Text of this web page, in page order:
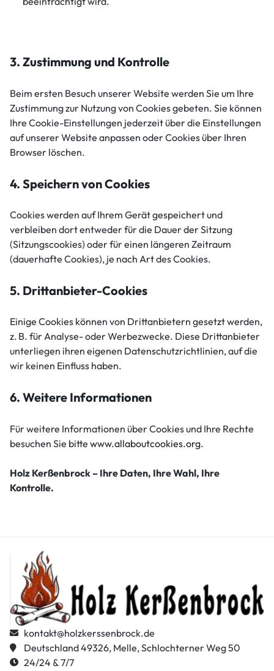
3. Zustimmung und Kontrolle
Beim ersten Besuch unserer Website werden Sie um Ihre
Zustimmung zur Nutzung von Cookies gebeten. Sie können
Ihre Cookie-Einstellungen jederzeit über die Einstellungen
auf unserer Website anpassen oder Cookies über Ihren
Browser löschen.
4. Speichern von Cookies
Cookies werden auf Ihrem Gerät gespeichert und
verbleiben dort entweder für die Dauer der Sitzung
(Sitzungscookies) oder für einen längeren Zeitraum
(dauerhafte Cookies), je nach Art des Cookies.
5. Drittanbieter-Cookies
Einige Cookies können von Drittanbietern gesetzt werden,
z. B. für Analyse- oder Werbezwecke. Diese Drittanbieter
unterliegen ihren eigenen Datenschutzrichtlinien, auf die
wir keinen Einfluss haben.
6. Weitere Informationen
Für weitere Informationen über Cookies und Ihre Rechte
besuchen Sie bitte www.allaboutcookies.org.
Holz Kerßenbrock – Ihre Daten, Ihre Wahl, Ihre
Kontrolle.
kontakt@holzkerssenbrock.de
Deutschland 49326, Melle, Schlochterner Weg 50
24/24 & 7/7